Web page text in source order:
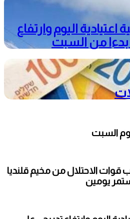
اعتيادية اليوم وارتفاع
بدءا من السبت
السبت
الاحتلال من مخيم قلنديا
يومين